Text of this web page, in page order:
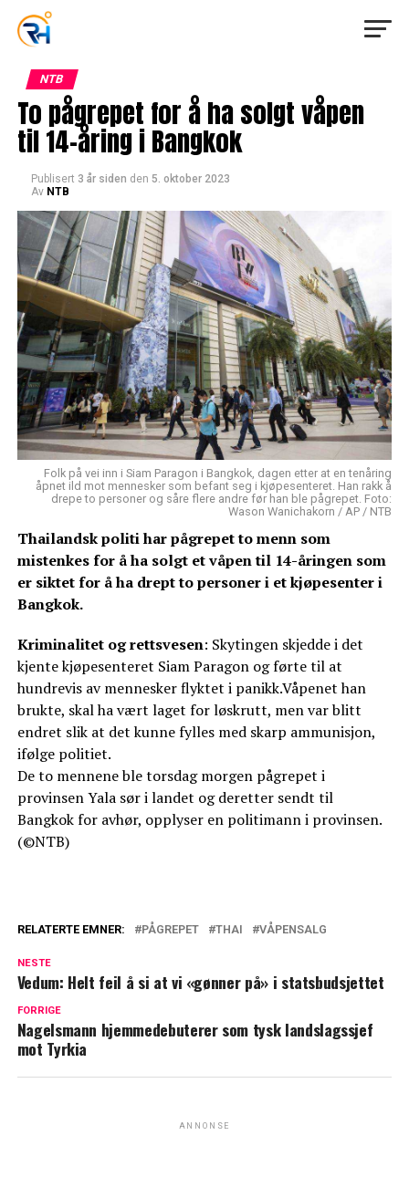
NTB
To pågrepet for å ha solgt våpen
til 14-åring i Bangkok
Publisert 3 år siden den 5. oktober 2023
Av NTB
Folk på vei inn i Siam Paragon i Bangkok, dagen etter at en tenåring
åpnet ild mot mennesker som befant seg i kjøpesenteret. Han rakk å
drepe to personer og såre flere andre før han ble pågrepet. Foto:
Wason Wanichakorn / AP / NTB
Thailandsk politi har pågrepet to menn som
mistenkes for å ha solgt et våpen til 14-åringen som
er siktet for å ha drept to personer i et kjøpesenter i
Bangkok.
Kriminalitet og rettsvesen: Skytingen skjedde i det
kjente kjøpesenteret Siam Paragon og førte til at
hundrevis av mennesker flyktet i panikk.Våpenet han
brukte, skal ha vært laget for løskrutt, men var blitt
endret slik at det kunne fylles med skarp ammunisjon,
ifølge politiet.
De to mennene ble torsdag morgen pågrepet i
provinsen Yala sør i landet og deretter sendt til
Bangkok for avhør, opplyser en politimann i provinsen.
(©NTB)
RELATERTE EMNER: PÅGREPET THAI VÅPENSALG
NESTE
Vedum: Helt feil å si at vi «gønner på» i statsbudsjettet
FORRIGE
Nagelsmann hjemmedebuterer som tysk landslagssjef
mot Tyrkia
ANNONSE